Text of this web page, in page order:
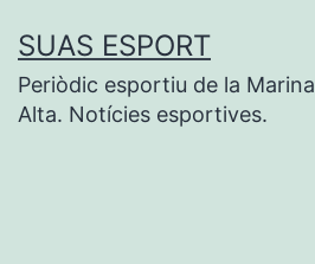
contenido
SUAS ESPORT
Periòdic esportiu de la Marina
Alta. Notícies esportives.